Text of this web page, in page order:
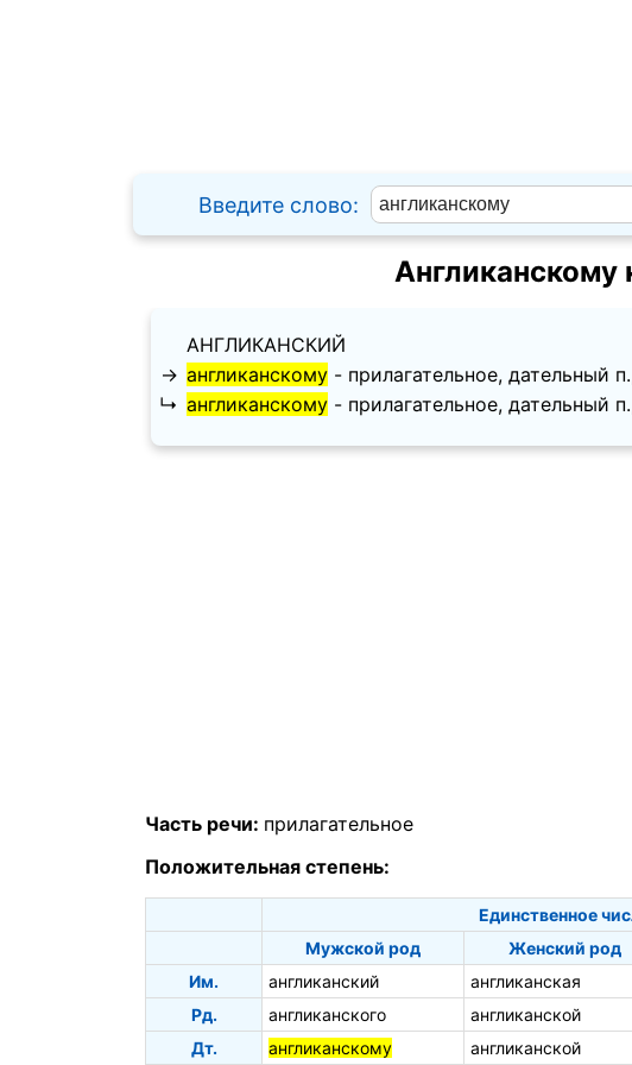
Введите слово:
Англиканскому
АНГЛИКАНСКИЙ
→ англиканскому - прилагательное, дательный
↳ англиканскому - прилагательное, дательный
Часть речи: прилагательное
Положительная степень:
Единственное
Мужской род
Женский род
Им.
англиканский англиканская
Рд.
англиканского англиканской
Дт.
англиканскому англиканской